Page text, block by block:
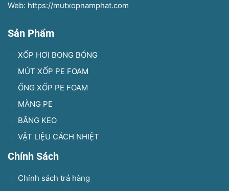
Web: https://mutxopnamphat.com
Sản Phẩm
XỐP HƠI BONG BÓNG
MÚT XỐP PE FOAM
ỐNG XỐP PE FOAM
MÀNG PE
BĂNG KEO
VẬT LIỆU CÁCH NHIỆT
Chính Sách
Chính sách trả hàng